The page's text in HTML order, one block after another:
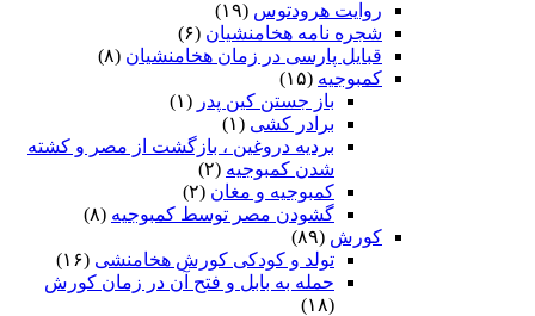
روایت هرودتوس (۱۹)
شجره نامه هخامنشیان (۶)
قبایل پارسی در زمان هخامنشیان (۸)
کمبوجیه (۱۵)
باز جستن کین پدر (۱)
برادر کشی (۱)
بردیه دروغین ، بازگشت از مصر و کشته
شدن کمبوجیه (۲)
کمبوجیه و مغان (۲)
گشودن مصر توسط کمبوجیه (۸)
کورش (۸۹)
تولد و کودکی کورش هخامنشی (۱۶)
حمله به بابل و فتح آن در زمان کورش
(۱۸)